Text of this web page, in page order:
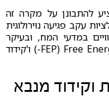
להתבונן על מקרה זה
עקב פגיעה נוירולוגית
במדעי המח, ובעיקר
'עיקרון האנרגיה החפשית' FEP) Free Energy Principle-) ו'קידוד
וקידוד מנבא